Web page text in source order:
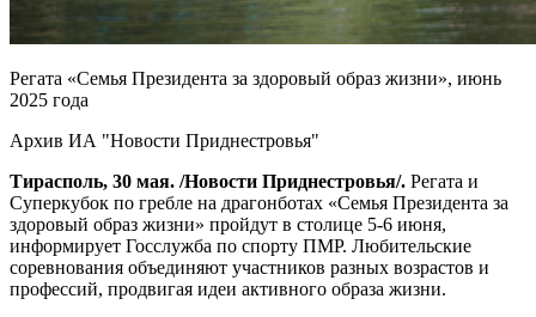
Регата «Семья Президента за здоровый образ жизни», июнь
2025 года
Архив ИА "Новости Приднестровья"
Тирасполь, 30 мая. /Новости Приднестровья/. Регата и
Суперкубок по гребле на драгонботах «Семья Президента за
здоровый образ жизни» пройдут в столице 5-6 июня,
информирует Госслужба по спорту ПМР. Любительские
соревнования объединяют участников разных возрастов и
профессий, продвигая идеи активного образа жизни.